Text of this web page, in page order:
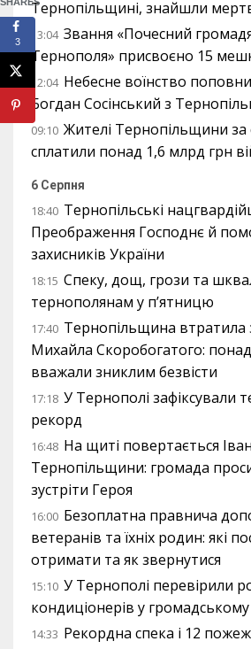
Тернопільщині, знайшли
13:04 Звання «Почесний
Тернополя» присвоєно 15
12:04 Небесне воїнство
Богдан Сосінський з
09:10 Жителі Тернопільщини за
сплатили понад 1,6 млрд грн
6 Серпня
18:40 Тернопільські
Преображення Господнє й
захисників України
18:15 Спеку, дощ, грози та
тернополянам у п’ятницю
17:40 Тернопільщина втратила
Михайла Скоробогатого:
вважали зниклим безвісти
17:18 У Тернополі зафіксували
рекорд
16:48 На щиті повертається
Тернопільщини: громада
зустріти Героя
16:00 Безоплатна правнича
ветеранів та їхніх родин: які
отримати та як звернутися
15:10 У Тернополі перевірили
кондиціонерів у
14:33 Рекордна спека і 12
3